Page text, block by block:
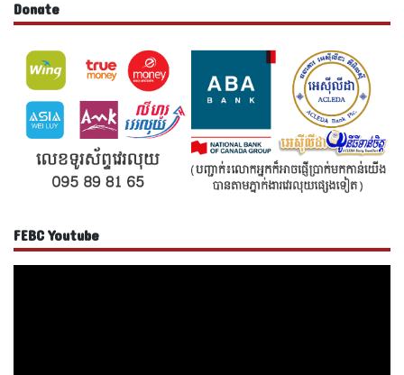
Donate
FEBC Youtube